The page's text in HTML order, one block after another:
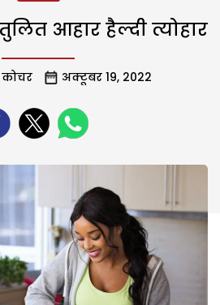
आहार हैल्दी त्योहार
अक्टूबर 19, 2022